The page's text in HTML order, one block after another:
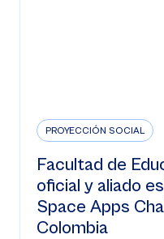
PROYECCIÓN SOCIAL
Facultad de
oficial y aliado
Space Apps
Colombia